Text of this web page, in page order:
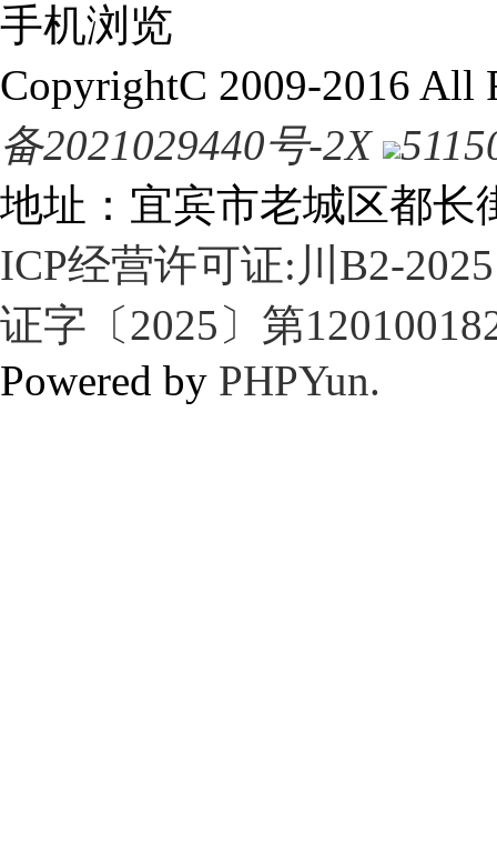
手机浏览
CopyrightC 2009-2016 All
备2021029440号-2X
地址：宜宾市老城区都长
ICP经营许可证:川B2-
证字〔2025〕第
Powered by PHPYun.